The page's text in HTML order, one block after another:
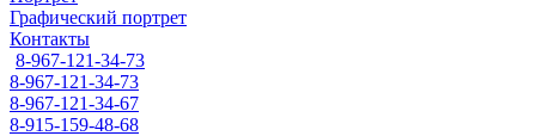
Графический портрет
Контакты
8-967-121-34-73
8-967-121-34-73
8-967-121-34-67
8-915-159-48-68